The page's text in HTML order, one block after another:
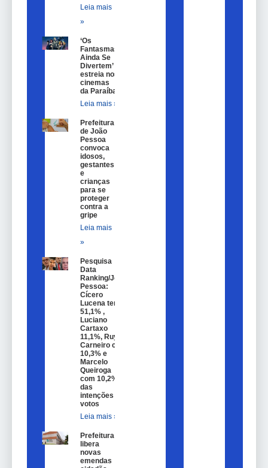
Leia mais
»
‘Os
Fantasmas
Ainda Se
Divertem’
estreia nos
cinemas
da Paraíba
Leia mais »
Prefeitura
de João
Pessoa
convoca
idosos,
gestantes
e
crianças
para se
proteger
contra a
gripe
Leia mais
»
Pesquisa
Data
Ranking/João
Pessoa:
Cícero
Lucena tem
51,1% ,
Luciano
Cartaxo
11,1%, Ruy
Carneiro com
10,3% e
Marcelo
Queiroga
com 10,2%
das
intenções de
votos
Leia mais »
Prefeitura
libera
novas
emendas